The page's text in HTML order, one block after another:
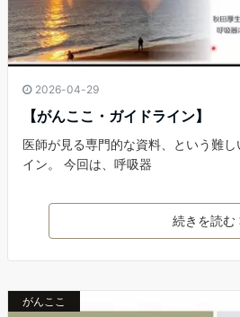
2026-04-29
【がんここ・ガイドライン】
医師が見る専門的な資料、という難
イン。 今回は、呼吸器
続きを読む
がんここ